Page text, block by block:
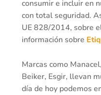
consumir e incluir en
con total seguridad.
UE 828/2014, sobre
información sobre
Marcas como
Beiker, Esgir, llevan
día de hoy podemos